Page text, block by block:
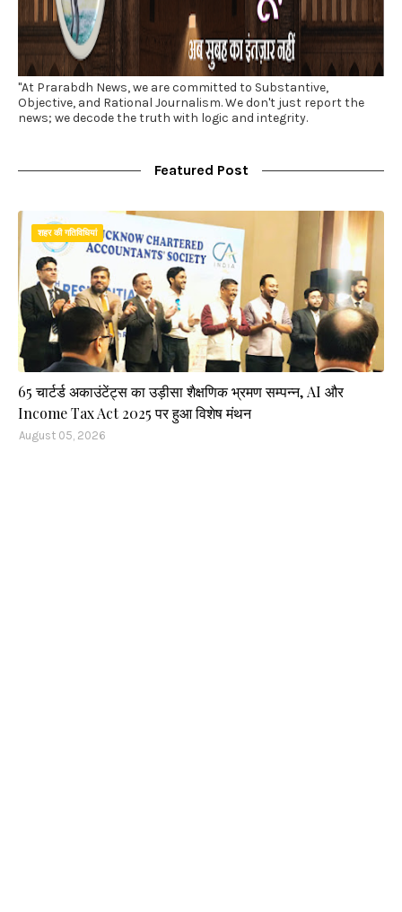
"At Prarabdh News, we are committed to Substantive,
Objective, and Rational Journalism. We don't just report the
news; we decode the truth with logic and integrity.
Featured Post
शहर की गतिविधियां
65 चार्टर्ड अकाउंटेंट्स का उड़ीसा शैक्षणिक भ्रमण सम्पन्न, AI और
Income Tax Act 2025 पर हुआ विशेष मंथन
August 05, 2026